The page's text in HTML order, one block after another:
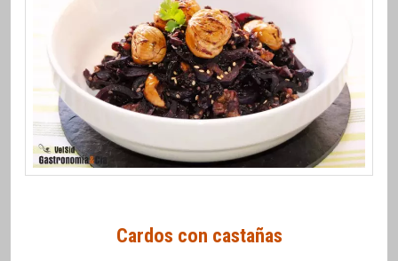
Cardos con castañas